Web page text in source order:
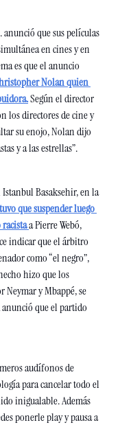
anunció que sus películas
en cines y en
es que el anuncio
Nolan quien
Según el director
los directores de cine y
su enojo, Nolan dijo
y a las estrellas”.
Basaksehir, en la
que suspender luego
a Pierre Webó,
indicar que el árbitro
como “el negro”,
hizo que los
Neymar y Mbappé, se
que el partido
audífonos de
para cancelar todo el
inigualable. Además
ponerle play y pausa a